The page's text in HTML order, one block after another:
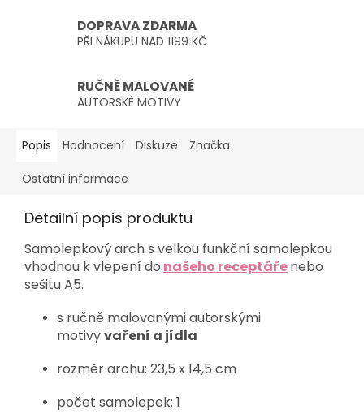
DOPRAVA ZDARMA
PŘI NÁKUPU NAD 1199 KČ
RUČNĚ MALOVANÉ
AUTORSKÉ MOTIVY
Popis Hodnocení Diskuze Značka
Ostatní informace
Detailní popis produktu
Samolepkový arch s velkou funkční samolepkou
vhodnou k vlepení do našeho receptářenebo
sešitu A5.
s ručně malovanými autorskými
motivyvaření a jídla
rozměr archu: 23,5 x 14,5 cm
počet samolepek: 1